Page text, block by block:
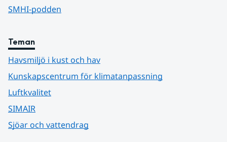
SMHI-podden
Teman
Havsmiljö i kust och hav
Kunskapscentrum för klimatanpassning
Luftkvalitet
SIMAIR
Sjöar och vattendrag